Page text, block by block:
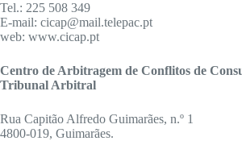
Tel.: 225 508 349
E-mail: cicap@mail.telepac.pt
web: www.cicap.pt
Centro de Arbitragem de Conflitos de
Tribunal Arbitral
Rua Capitão Alfredo Guimarães, n.º 1
4800-019, Guimarães.